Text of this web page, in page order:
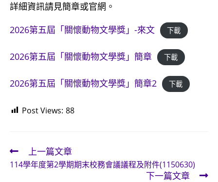
詳細資訊請見簡章或官網。
2026第五屆「關懷動物文學獎」-來文
下載
2026第五屆「關懷動物文學獎」簡章 下載
2026第五屆「關懷動物文學獎」簡章2 下載
Post Views: 88
Read
more
上一篇文章
114學年度第2學期期末校務會議議程及附件(1150630)
下一篇文章